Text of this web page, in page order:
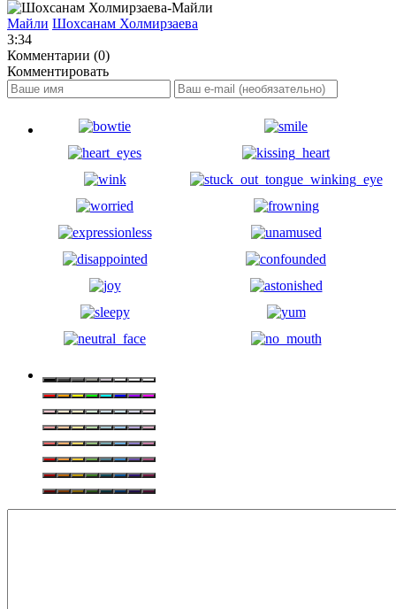
Майли Шохсанам Холмирзаева
3:34
Комментарии (0)
Комментировать